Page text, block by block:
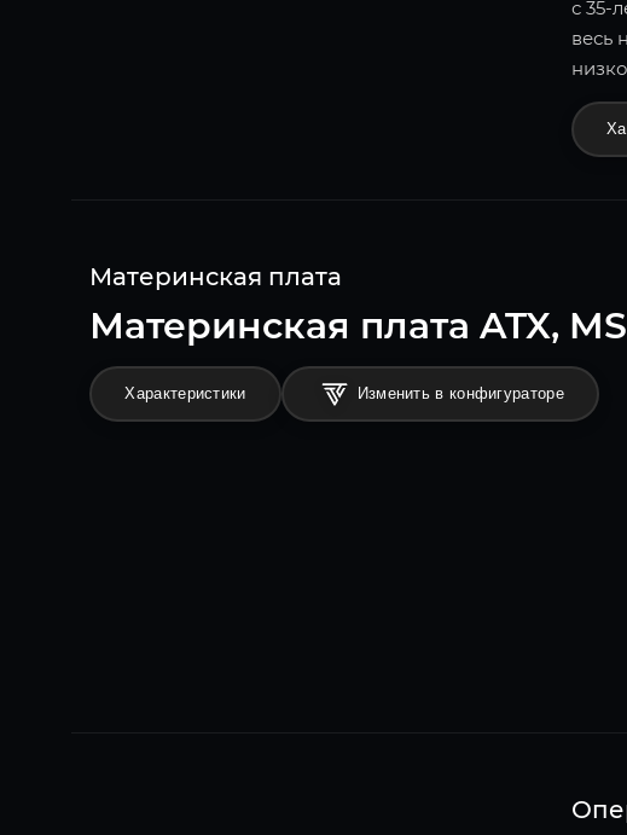
с 35-
весь
Материнская плата
Материнская плата ATX,
Характеристики Изменить в конфигураторе